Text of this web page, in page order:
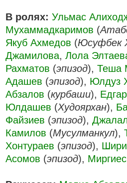
В ролях: Ульмас
Мухаммадкаримов (
Якуб Ахмедов (Юсуфбек
Джамилова, Лола
Рахматов (эпизод), Теша
Адашев (эпизод), Юлдуз
Абзалов (курбаши),
Юлдашев (Худоярхан),
Файзиев (эпизод),
Камилов (Мусулманкул),
Хонтураев (эпизод),
Асомов (эпизод),